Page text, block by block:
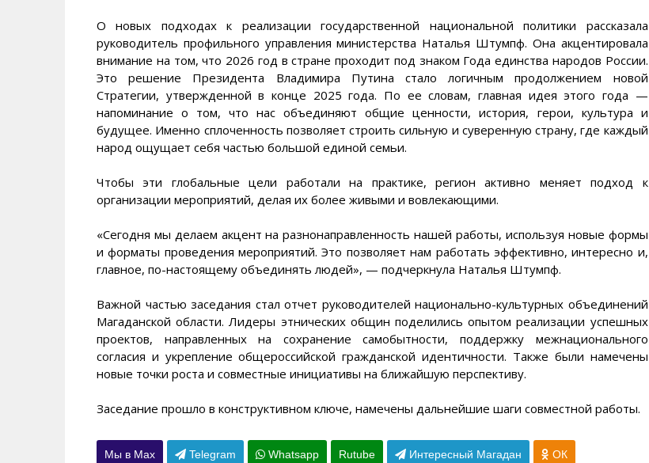
О новых подходах к реализации государственной национальной политики рассказала
руководитель профильного управления министерства Наталья Штумпф. Она акцентировала
внимание на том, что 2026 год в стране проходит под знаком Года единства народов России.
Это решение Президента Владимира Путина стало логичным продолжением новой
Стратегии, утвержденной в конце 2025 года. По ее словам, главная идея этого года —
напоминание о том, что нас объединяют общие ценности, история, герои, культура и
будущее. Именно сплоченность позволяет строить сильную и суверенную страну, где каждый
народ ощущает себя частью большой единой семьи.
Чтобы эти глобальные цели работали на практике, регион активно меняет подход к
организации мероприятий, делая их более живыми и вовлекающими.
«Сегодня мы делаем акцент на разнонаправленность нашей работы, используя новые формы
и форматы проведения мероприятий. Это позволяет нам работать эффективно, интересно и,
главное, по-настоящему объединять людей», — подчеркнула Наталья Штумпф.
Важной частью заседания стал отчет руководителей национально-культурных объединений
Магаданской области. Лидеры этнических общин поделились опытом реализации успешных
проектов, направленных на сохранение самобытности, поддержку межнационального
согласия и укрепление общероссийской гражданской идентичности. Также были намечены
новые точки роста и совместные инициативы на ближайшую перспективу.
Заседание прошло в конструктивном ключе, намечены дальнейшие шаги совместной работы.
Мы в Max Telegram Whatsapp Rutube Интересный Магадан ОК